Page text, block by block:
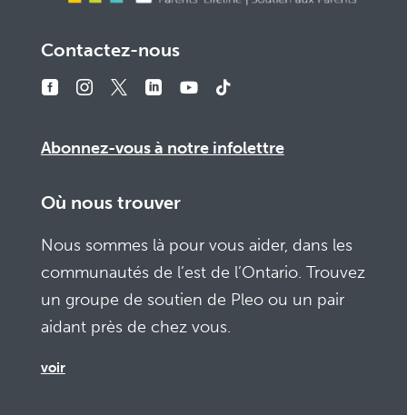
Abonnez-vous à notre infolettre
Où nous trouver
un groupe de soutien de Pleo ou un pair
Faire un don